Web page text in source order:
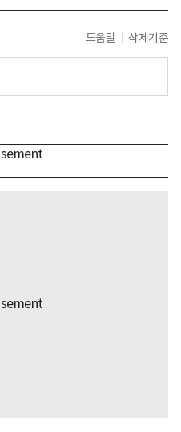
도움말 삭제기준